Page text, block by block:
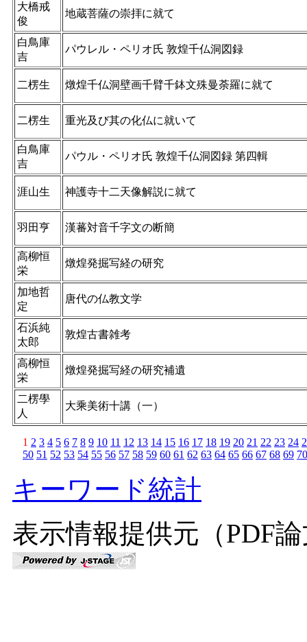
大橋戒
俊
地蔵菩薩の崇拝に就て
白鳥庫
吉
パウレル・ペリオ氏 敦煌千仏洞図録
二楞生 燉煌千仏洞壁画千臂千鉢文殊曼荼羅に就て
二楞生 重光及び其の化仏に就いて
白鳥庫
吉
パウル・ペリオ氏 敦煌千仏洞図録 第四輯
涯山生 神護寺十二天像解説に就て
羽田亨 漢蕃対音千字文の断簡
高柳恒
栄
燉煌発掘写経の研究
加地哲
定
唐代の仏教文学
石浜純
太郎
敦煌古書雑考
高柳恒
栄
燉煌発掘写経の研究補遺
二楞學
人
大乘美術十講（一）
1 2 3 4 5 6 7 8 9 10 11 12 13 14 15 16 17 18 19 20 21 22 23 24
50 51 52 53 54 55 56 57 58 59 60 61 62 63 64 65 66 67 68 69 70
キーワード統計
表示情報提供元（PDF